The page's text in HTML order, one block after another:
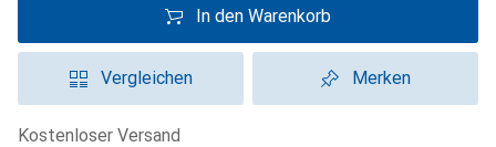
In den Warenkorb
Vergleichen Merken
kostenloser Versand